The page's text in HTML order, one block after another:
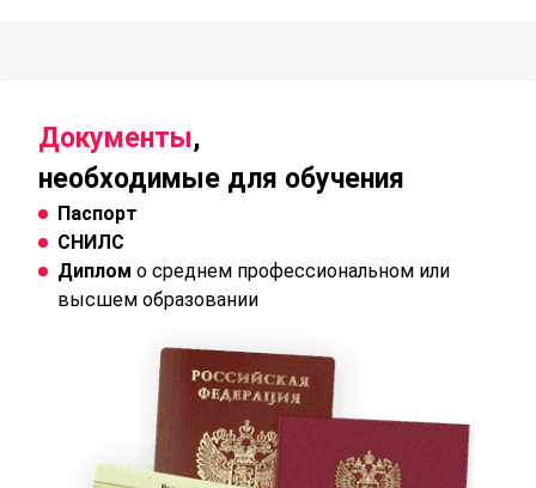
Документы,
необходимые для обучения
Паспорт
СНИЛС
Диплом о среднем профессиональном или
высшем образовании